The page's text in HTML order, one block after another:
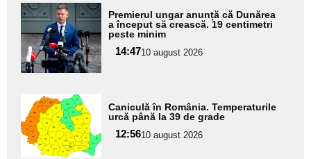
Adaugă
aici textul
pentru
subtitlu
Premierul ungar anunță că Dunărea
a început să crească. 19 centimetri
peste minim
14:4710 august 2026
Adaugă
aici textul
pentru
subtitlu
Caniculă în România. Temperaturile
urcă până la 39 de grade
12:5610 august 2026